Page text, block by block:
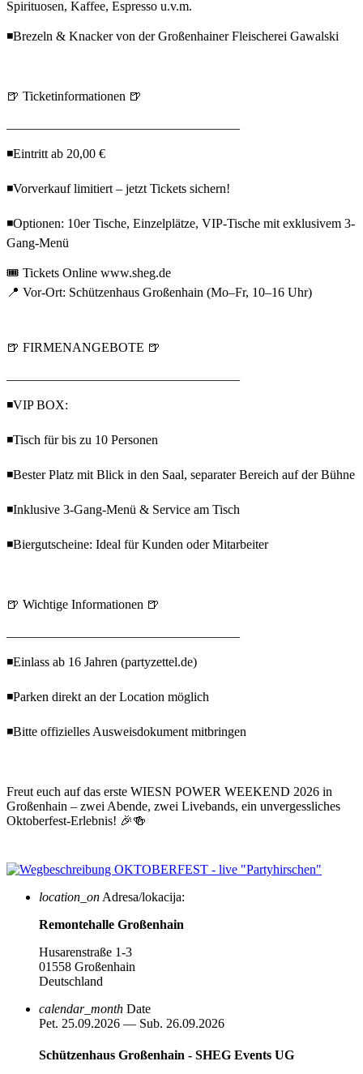
Spirituosen, Kaffee, Espresso u.v.m.
◾Brezeln & Knacker von der Großenhainer Fleischerei Gawalski
🍺 Ticketinformationen 🍺
◾Eintritt ab 20,00 €
◾Vorverkauf limitiert – jetzt Tickets sichern!
◾Optionen: 10er Tische, Einzelplätze, VIP-Tische mit exklusivem 3-
Gang-Menü
🎟️ Tickets Online www.sheg.de
📍 Vor-Ort: Schützenhaus Großenhain (Mo–Fr, 10–16 Uhr)
🍺 FIRMENANGEBOTE 🍺
◾VIP BOX:
◾Tisch für bis zu 10 Personen
◾Bester Platz mit Blick in den Saal, separater Bereich auf der Bühne
◾Inklusive 3-Gang-Menü & Service am Tisch
◾Biergutscheine: Ideal für Kunden oder Mitarbeiter
🍺 Wichtige Informationen 🍺
◾Einlass ab 16 Jahren (partyzettel.de)
◾Parken direkt an der Location möglich
◾Bitte offizielles Ausweisdokument mitbringen
Freut euch auf das erste WIESN POWER WEEKEND 2026 in
Großenhain – zwei Abende, zwei Livebands, ein unvergessliches
Oktoberfest-Erlebnis! 🎉🍻
location_on Adresa/lokacija:
Remontehalle Großenhain
Husarenstraße 1-3
01558 Großenhain
Deutschland
calendar_month Date
Pet. 25.09.2026 — Sub. 26.09.2026
Schützenhaus Großenhain - SHEG Events UG